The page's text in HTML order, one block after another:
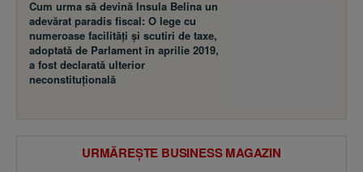
Cum urma să devină Insula Belina un
adevărat paradis fiscal: O lege cu
numeroase facilităţi şi scutiri de taxe,
adoptată de Parlament în aprilie 2019,
a fost declarată ulterior
neconstituţională
URMĂREȘTE BUSINESS MAGAZIN